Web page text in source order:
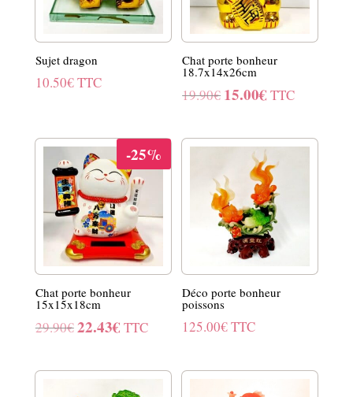
Sujet dragon
10.50€TTC
Chat porte bonheur
18.7x14x26cm
19.90€ Le
initial
était :
19.90€.
15.00€ Le
actuel
est :
15.00€.
TTC
-25%
Chat porte bonheur
15x15x18cm
29.90€Le
initial
22.43€Le
actuel
est :
TTC
Déco porte bonheur
poissons
125.00€TTC